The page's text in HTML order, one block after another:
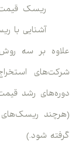
ریسک قیمت
آشنایی با
علاوه بر سه روش
شرکت‌های
دوره‌های رشد
(هرچند ریسک‌های
گرفته شود.)